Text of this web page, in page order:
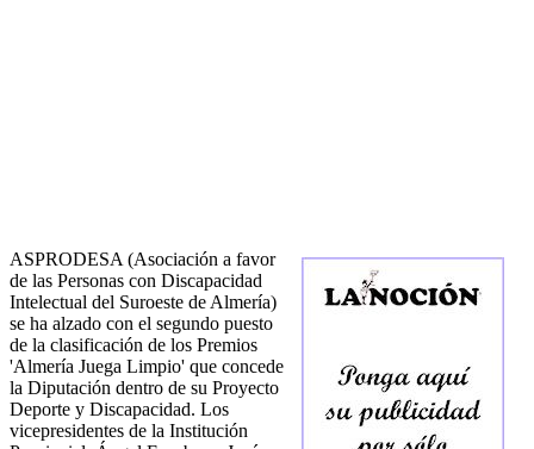
ASPRODESA (Asociación a favor
de las Personas con Discapacidad
Intelectual del Suroeste de Almería)
se ha alzado con el segundo puesto
de la clasificación de los Premios
'Almería Juega Limpio' que concede
la Diputación dentro de su Proyecto
Deporte y Discapacidad. Los
vicepresidentes de la Institución